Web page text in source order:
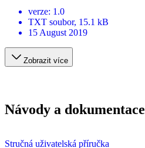
verze: 1.0
TXT soubor, 15.1 kB
15 August 2019
Zobrazit více
Návody a dokumentace
Stručná uživatelská příručka